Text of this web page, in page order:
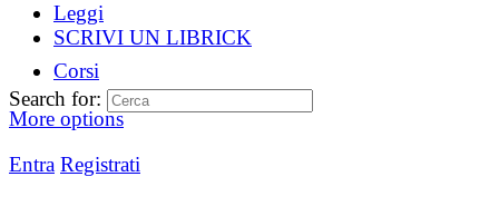
Leggi
SCRIVI UN LIBRICK
Corsi
More options
Entra Registrati
Search for: